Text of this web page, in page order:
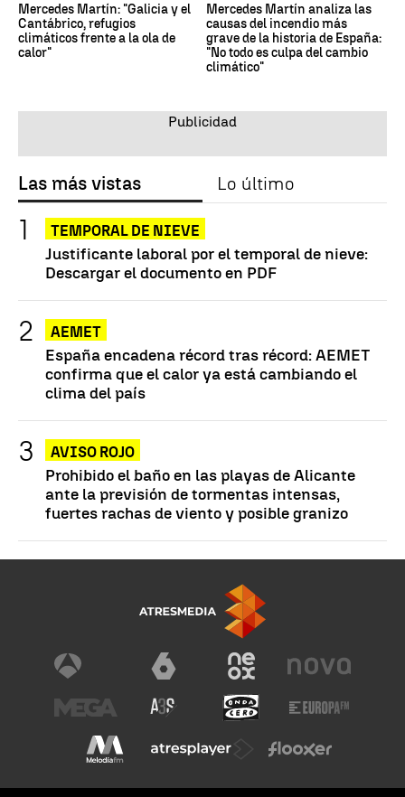
Mercedes Martín: "Galicia y el
Cantábrico, refugios
climáticos frente a la ola de
calor"
Mercedes Martín analiza las
causas del incendio más
grave de la historia de España:
"No todo es culpa del cambio
climático"
Las más vistas Lo último
TEMPORAL DE NIEVE
Justificante laboral por el temporal de nieve:
Descargar el documento en PDF
AEMET
España encadena récord tras récord: AEMET
confirma que el calor ya está cambiando el
clima del país
AVISO ROJO
Prohibido el baño en las playas de Alicante
ante la previsión de tormentas intensas,
fuertes rachas de viento y posible granizo